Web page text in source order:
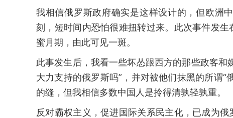
我相信俄罗斯政府确实是这样设计的，但欧洲
刻，短时间内恐怕很难扭转过来。此次事件发
蜜月期，由此可见一斑。
此事发生后，我看一些坏怂跟西方的那些政客和
大力支持的俄罗斯吗”，并对被他们抹黑的所谓
的缝，但我相信多数中国人是拎得清孰轻孰重。
反对霸权主义，促进国际关系民主化，已成为